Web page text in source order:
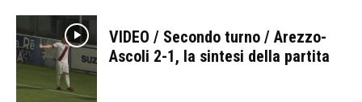
VIDEO / Secondo turno / Arezzo-
Ascoli 2-1, la sintesi della partita